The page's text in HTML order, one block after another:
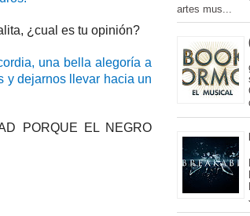
¿cual es tu opinión?
una bella alegoría a
y dejarnos llevar hacia un
PORQUE EL NEGRO
artes mus...